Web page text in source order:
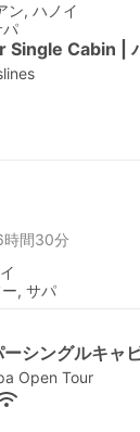
ン, ハノイ
Single Cabin |
時間30分
, サパ
ーシングルキャ
Open Tour